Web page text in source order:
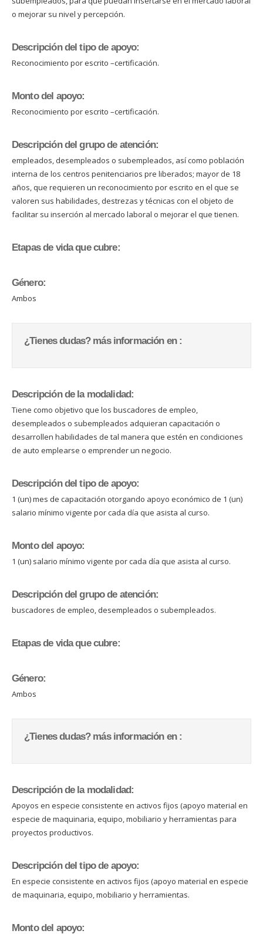
o mejorar su nivel y percepción.
Descripción del tipo de apoyo:
Reconocimiento por escrito –certificación.
Monto del apoyo:
Reconocimiento por escrito –certificación.
Descripción del grupo de atención:
empleados, desempleados o subempleados, así como población
interna de los centros penitenciarios pre liberados; mayor de 18
años, que requieren un reconocimiento por escrito en el que se
valoren sus habilidades, destrezas y técnicas con el objeto de
facilitar su inserción al mercado laboral o mejorar el que tienen.
Etapas de vida que cubre:
Género:
Ambos
¿Tienes dudas? más información en :
Descripción de la modalidad:
Tiene como objetivo que los buscadores de empleo,
desempleados o subempleados adquieran capacitación o
desarrollen habilidades de tal manera que estén en condiciones
de auto emplearse o emprender un negocio.
Descripción del tipo de apoyo:
1 (un) mes de capacitación otorgando apoyo económico de 1 (un)
salario mínimo vigente por cada día que asista al curso.
Monto del apoyo:
1 (un) salario mínimo vigente por cada día que asista al curso.
Descripción del grupo de atención:
buscadores de empleo, desempleados o subempleados.
Etapas de vida que cubre:
Género:
Ambos
¿Tienes dudas? más información en :
Descripción de la modalidad:
Apoyos en especie consistente en activos fijos (apoyo material en
especie de maquinaria, equipo, mobiliario y herramientas para
proyectos productivos.
Descripción del tipo de apoyo:
En especie consistente en activos fijos (apoyo material en especie
de maquinaria, equipo, mobiliario y herramientas.
Monto del apoyo: